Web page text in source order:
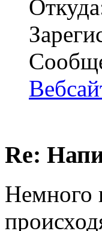
Re:
Немного